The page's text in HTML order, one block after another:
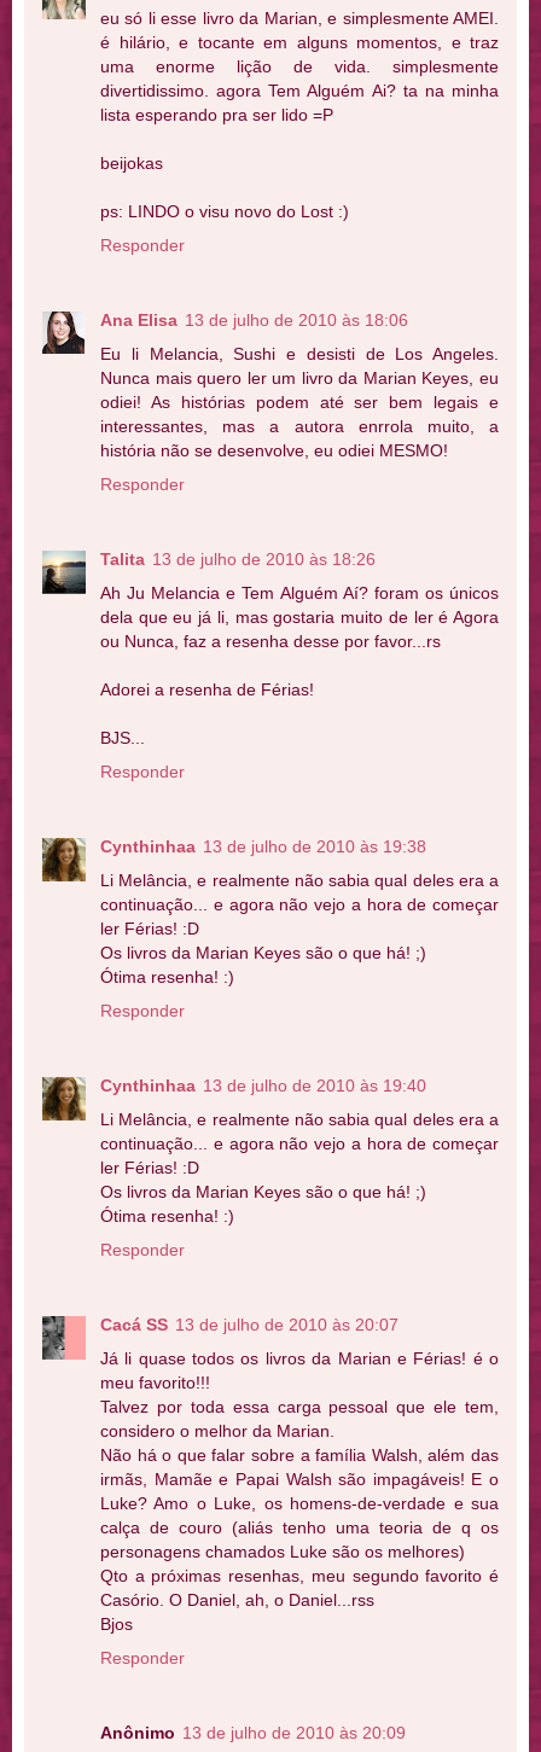
eu só li esse livro da Marian, e simplesmente AMEI.
é hilário, e tocante em alguns momentos, e traz
uma enorme lição de vida. simplesmente
divertidissimo. agora Tem Alguém Ai? ta na minha
lista esperando pra ser lido =P
beijokas
ps: LINDO o visu novo do Lost :)
Responder
Ana Elisa 13 de julho de 2010 às 18:06
Eu li Melancia, Sushi e desisti de Los Angeles.
Nunca mais quero ler um livro da Marian Keyes, eu
odiei! As histórias podem até ser bem legais e
interessantes, mas a autora enrrola muito, a
história não se desenvolve, eu odiei MESMO!
Responder
Talita 13 de julho de 2010 às 18:26
Ah Ju Melancia e Tem Alguém Aí? foram os únicos
dela que eu já li, mas gostaria muito de ler é Agora
ou Nunca, faz a resenha desse por favor...rs
Adorei a resenha de Férias!
BJS...
Responder
Cynthinhaa 13 de julho de 2010 às 19:38
Li Melância, e realmente não sabia qual deles era a
continuação... e agora não vejo a hora de começar
ler Férias! :D
Os livros da Marian Keyes são o que há! ;)
Ótima resenha! :)
Responder
Cynthinhaa 13 de julho de 2010 às 19:40
Li Melância, e realmente não sabia qual deles era a
continuação... e agora não vejo a hora de começar
ler Férias! :D
Os livros da Marian Keyes são o que há! ;)
Ótima resenha! :)
Responder
Cacá SS 13 de julho de 2010 às 20:07
Já li quase todos os livros da Marian e Férias! é o
meu favorito!!!
Talvez por toda essa carga pessoal que ele tem,
considero o melhor da Marian.
Não há o que falar sobre a família Walsh, além das
irmãs, Mamãe e Papai Walsh são impagáveis! E o
Luke? Amo o Luke, os homens-de-verdade e sua
calça de couro (aliás tenho uma teoria de q os
personagens chamados Luke são os melhores)
Qto a próximas resenhas, meu segundo favorito é
Casório. O Daniel, ah, o Daniel...rss
Bjos
Responder
Anônimo 13 de julho de 2010 às 20:09